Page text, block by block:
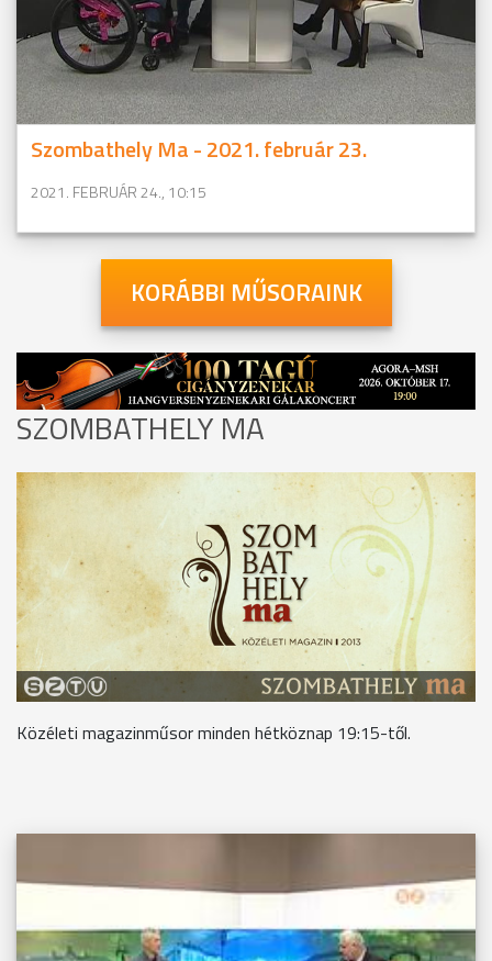
Szombathely Ma - 2021. február 23.
2021. FEBRUÁR 24., 10:15
KORÁBBI MŰSORAINK
SZOMBATHELY MA
Közéleti magazinműsor minden hétköznap 19:15-től.